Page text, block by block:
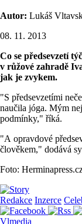
Autor: Lukáš
08. 11. 2013
Co se předsevzetí
v růžové zahradě
jak je zvykem.
"S předsevzetími
naučila jóga. Mým
podmínky," říká.
"A opravdové
člověkem," dodává
Foto:
Redakce Inzerce
Vlmedia